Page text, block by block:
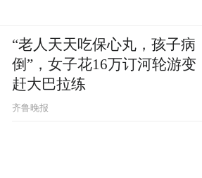
“老人天天吃保心丸，孩子病
倒”，女子花16万订河轮游变
赶大巴拉练
齐鲁晚报